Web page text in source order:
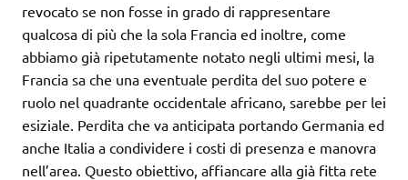
revocato se non fosse in grado di rappresentare
qualcosa di più che la sola Francia ed inoltre, come
abbiamo già ripetutamente notato negli ultimi mesi, la
Francia sa che una eventuale perdita del suo potere e
ruolo nel quadrante occidentale africano, sarebbe per lei
esiziale. Perdita che va anticipata portando Germania ed
anche Italia a condividere i costi di presenza e manovra
nell’area. Questo obiettivo, affiancare alla già fitta rete